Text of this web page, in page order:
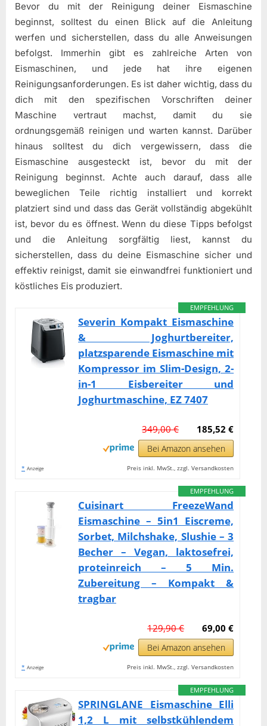
Bevor du mit der Reinigung deiner Eismaschine
beginnst, solltest du einen Blick auf die Anleitung
werfen und sicherstellen, dass du alle Anweisungen
befolgst. Immerhin gibt es zahlreiche Arten von
Eismaschinen, und jede hat ihre eigenen
Reinigungsanforderungen. Es ist daher wichtig, dass du
dich mit den spezifischen Vorschriften deiner
Maschine vertraut machst, damit du sie
ordnungsgemäß reinigen und warten kannst. Darüber
hinaus solltest du dich vergewissern, dass die
Eismaschine ausgesteckt ist, bevor du mit der
Reinigung beginnst. Achte auch darauf, dass alle
beweglichen Teile richtig installiert und korrekt
platziert sind und dass das Gerät vollständig abgekühlt
ist, bevor du es öffnest. Wenn du diese Tipps befolgst
und die Anleitung sorgfältig liest, kannst du
sicherstellen, dass du deine Eismaschine sicher und
effektiv reinigst, damit sie einwandfrei funktioniert und
köstliches Eis produziert.
EMPFEHLUNG
Severin Kompakt Eismaschine
& Joghurtbereiter,
platzsparende Eismaschine mit
Kompressor im Slim-Design, 2-
in-1 Eisbereiter und
Joghurtmaschine, EZ 7407
185,52 €
349,00 €
Bei Amazon ansehen
* Anzeige Preis inkl. MwSt., zzgl. Versandkosten
EMPFEHLUNG
Cuisinart FreezeWand
Eismaschine – 5in1 Eiscreme,
Sorbet, Milchshake, Slushie – 3
Becher – Vegan, laktosefrei,
proteinreich – 5 Min.
Zubereitung – Kompakt &
tragbar
69,00 €
129,90 €
Bei Amazon ansehen
* Anzeige Preis inkl. MwSt., zzgl. Versandkosten
EMPFEHLUNG
SPRINGLANE Eismaschine Elli
1,2 L mit selbstkühlendem